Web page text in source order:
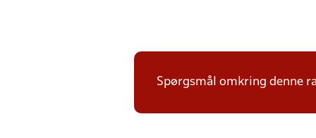
Spørgsmål omkring denne